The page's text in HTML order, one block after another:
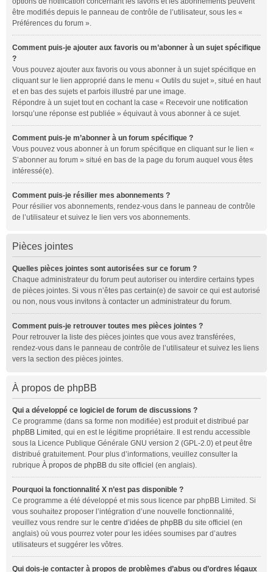
être modifiés depuis le panneau de contrôle de l’utilisateur, sous les «
Préférences du forum ».
Comment puis-je ajouter aux favoris ou m’abonner à un sujet spécifique
?
Vous pouvez ajouter aux favoris ou vous abonner à un sujet spécifique en
cliquant sur le lien approprié dans le menu « Outils du sujet », situé en haut
et en bas des sujets et parfois illustré par une image.
Répondre à un sujet tout en cochant la case « Recevoir une notification
lorsqu’une réponse est publiée » équivaut à vous abonner à ce sujet.
Comment puis-je m’abonner à un forum spécifique ?
Vous pouvez vous abonner à un forum spécifique en cliquant sur le lien «
S’abonner au forum » situé en bas de la page du forum auquel vous êtes
intéressé(e).
Comment puis-je résilier mes abonnements ?
Pour résilier vos abonnements, rendez-vous dans le panneau de contrôle
de l’utilisateur et suivez le lien vers vos abonnements.
Pièces jointes
Quelles pièces jointes sont autorisées sur ce forum ?
Chaque administrateur du forum peut autoriser ou interdire certains types
de pièces jointes. Si vous n’êtes pas certain(e) de savoir ce qui est autorisé
ou non, nous vous invitons à contacter un administrateur du forum.
Comment puis-je retrouver toutes mes pièces jointes ?
Pour retrouver la liste des pièces jointes que vous avez transférées,
rendez-vous dans le panneau de contrôle de l’utilisateur et suivez les liens
vers la section des pièces jointes.
À propos de phpBB
Qui a développé ce logiciel de forum de discussions ?
Ce programme (dans sa forme non modifiée) est produit et distribué par
phpBB Limited , qui en est le légitime propriétaire. Il est rendu accessible
sous la Licence Publique Générale GNU version 2 (GPL-2.0) et peut être
distribué gratuitement. Pour plus d’informations, veuillez consulter la
rubrique À propos de phpBB du site officiel (en anglais).
Pourquoi la fonctionnalité X n’est pas disponible ?
Ce programme a été développé et mis sous licence par phpBB Limited. Si
vous souhaitez proposer l’intégration d’une nouvelle fonctionnalité,
veuillez vous rendre sur le centre d’idées de phpBB du site officiel (en
anglais) où vous pourrez voter pour les idées soumises par d’autres
utilisateurs et suggérer les vôtres.
Qui dois-je contacter à propos de problèmes d’abus ou d’ordres légaux